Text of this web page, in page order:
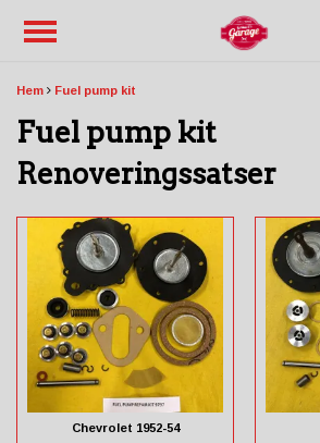
Hem Fuel pump kit
Fuel pump kit
Renoveringssatser
Chevrolet 1952-54